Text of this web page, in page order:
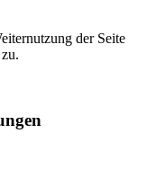
der Seite